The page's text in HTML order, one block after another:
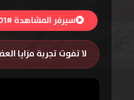
سيرفر المشاهدة #01
لا تفوت تجربة مزايا